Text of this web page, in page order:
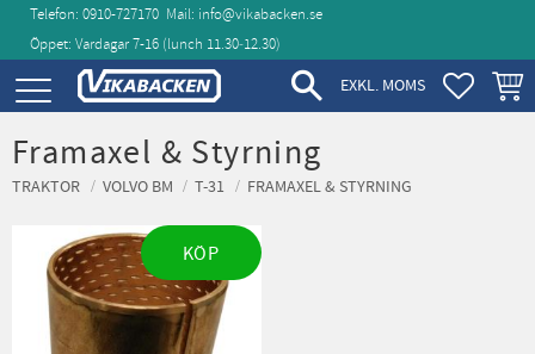
Meny
Telefon: 0910-727170 Mail: info@vikabacken.se
Öppet: Vardagar 7-16 (lunch 11.30‑12.30)
EXKL. MOMS
Framaxel & Styrning
TRAKTOR VOLVO BM T-31 FRAMAXEL & STYRNING
KÖP